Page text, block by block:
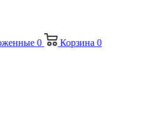
0 Корзина 0